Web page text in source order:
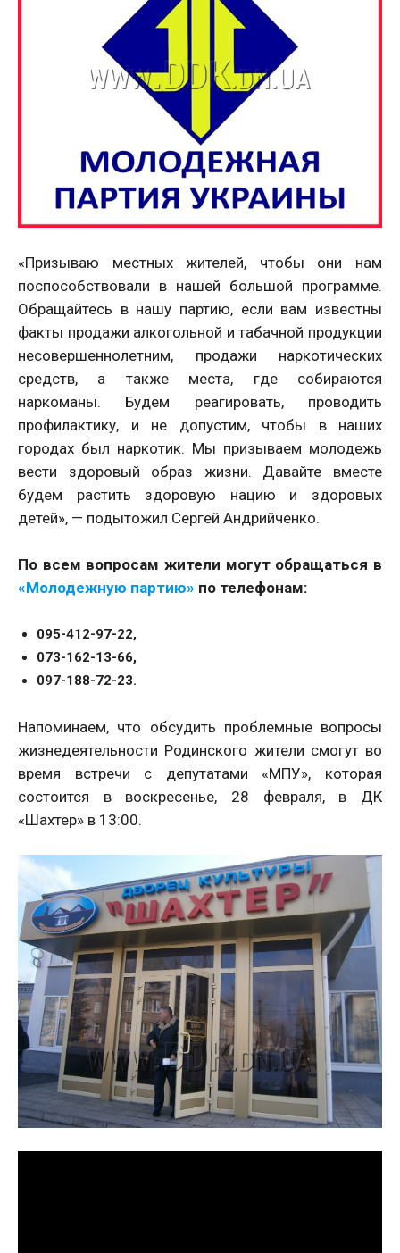
«Призываю местных жителей, чтобы они нам
поспособствовали в нашей большой программе.
Обращайтесь в нашу партию, если вам известны
факты продажи алкогольной и табачной продукции
несовершеннолетним, продажи наркотических
средств, а также места, где собираются
наркоманы. Будем реагировать, проводить
профилактику, и не допустим, чтобы в наших
городах был наркотик. Мы призываем молодежь
вести здоровый образ жизни. Давайте вместе
будем растить здоровую нацию и здоровых
детей», — подытожил Сергей Андрийченко.
По всем вопросам жители могут обращаться в
«Молодежную партию» по телефонам:
095-412-97-22,
073-162-13-66,
097-188-72-23.
Напоминаем, что обсудить проблемные вопросы
жизнедеятельности Родинского жители смогут во
время встречи с депутатами «МПУ», которая
состоится в воскресенье, 28 февраля, в ДК
«Шахтер» в 13:00.